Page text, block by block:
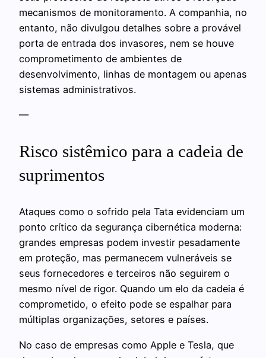
mecanismos de monitoramento. A companhia, no
entanto, não divulgou detalhes sobre a provável
porta de entrada dos invasores, nem se houve
comprometimento de ambientes de
desenvolvimento, linhas de montagem ou apenas
sistemas administrativos.
—
Risco sistêmico para a cadeia de
suprimentos
Ataques como o sofrido pela Tata evidenciam um
ponto crítico da segurança cibernética moderna:
grandes empresas podem investir pesadamente
em proteção, mas permanecem vulneráveis se
seus fornecedores e terceiros não seguirem o
mesmo nível de rigor. Quando um elo da cadeia é
comprometido, o efeito pode se espalhar para
múltiplas organizações, setores e países.
No caso de empresas como Apple e Tesla, que